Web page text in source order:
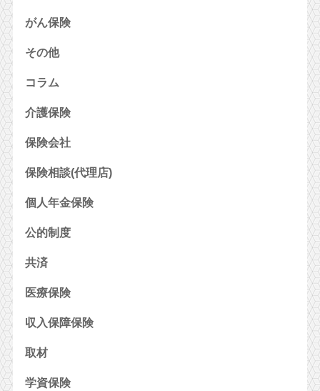
がん保険
その他
コラム
介護保険
保険会社
保険相談(代理店)
個人年金保険
公的制度
共済
医療保険
収入保障保険
取材
学資保険